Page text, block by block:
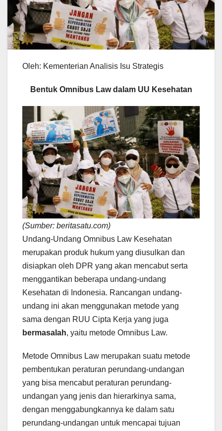
Oleh: Kementerian Analisis Isu Strategis
Bentuk Omnibus Law dalam UU Kesehatan
(Sumber: beritasatu.com)
Undang-Undang Omnibus Law Kesehatan
merupakan produk hukum yang diusulkan dan
disiapkan oleh DPR yang akan mencabut serta
menggantikan beberapa undang-undang
Kesehatan di Indonesia. Rancangan undang-
undang ini akan menggunakan metode yang
sama dengan RUU Cipta Kerja yang juga
bermasalah, yaitu metode Omnibus Law.
Metode Omnibus Law merupakan suatu metode
pembentukan peraturan perundang-undangan
yang bisa mencabut peraturan perundang-
undangan yang jenis dan hierarkinya sama,
dengan menggabungkannya ke dalam satu
perundang-undangan untuk mencapai tujuan